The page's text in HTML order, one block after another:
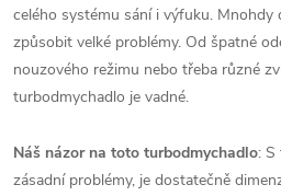
celého systému sání i výfuku.
způsobit velké problémy. Od špatné
nouzového režimu nebo třeba různé
turbodmychadlo je vadné.
Náš názor na toto turbodmychadlo:
zásadní problémy, je dostatečně